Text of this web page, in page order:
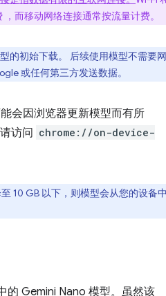
而移动网络连接通常按流量计费。
的初始下载。 后续使用模型不需要
或任何第三方发送数据。
会因浏览器更新模型而有所
访问 chrome://on-device-
10 GB 以下，则模型会从您的设备
的 Gemini Nano 模型。虽然该